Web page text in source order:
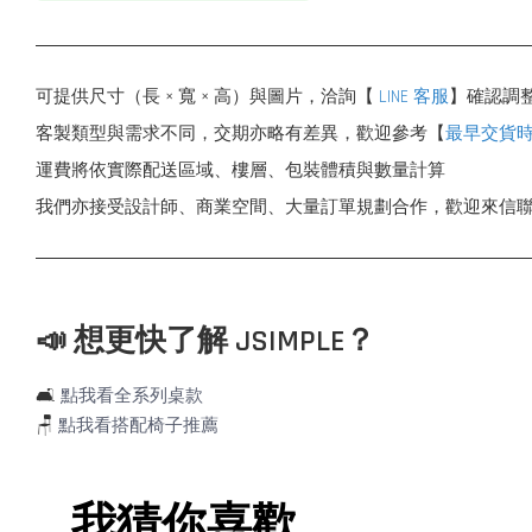
可提供尺寸（長 × 寬 × 高）與圖片，洽詢【 LINE 客服】確認調
客製類型與需求不同，交期亦略有差異，歡迎參考【最早交貨
運費將依實際配送區域、樓層、包裝體積與數量計算
我們亦接受設計師、商業空間、大量訂單規劃合作，歡迎來信
📣 想更快了解 JSIMPLE？
🛋️ 點我看全系列桌款
🪑 點我看搭配椅子推薦